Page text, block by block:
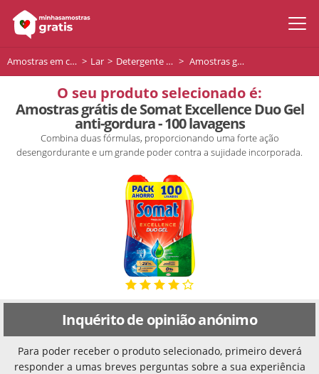
Amostras em casa Lar Detergente para Máquina de Lavar Louça Amostras grátis de Somat Excellence Duo Gel anti-gordura - 100 lavagens
O seu produto selecionado é:
Amostras grátis de Somat Excellence Duo Gel
anti-gordura - 100 lavagens
Combina duas fórmulas, proporcionando uma forte ação
desengordurante e um grande poder contra a sujidade incorporada.
Inquérito de opinião anónimo
Para poder receber o produto selecionado, primeiro deverá
responder a umas breves perguntas sobre a sua experiência